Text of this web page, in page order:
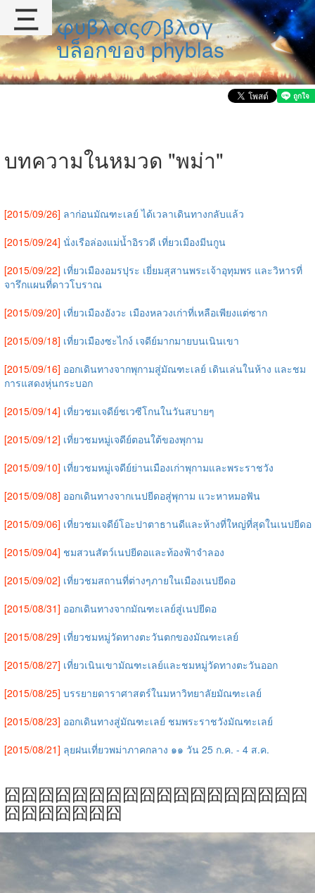
φυβλαςのβλογ
บล็อกของ phyblas
บทความในหมวด "พม่า"
[2015/09/26] ลาก่อนมัณฑะเลย์ ได้เวลาเดินทางกลับแล้ว
[2015/09/24] นั่งเรือล่องแม่น้ำอิรวดี เที่ยวเมืองมีนกูน
[2015/09/22] เที่ยวเมืองอมรปุระ เยี่ยมสุสานพระเจ้าอุทุมพร และวิหารที่
จารึกแผนที่ดาวโบราณ
[2015/09/20] เที่ยวเมืองอังวะ เมืองหลวงเก่าที่เหลือเพียงแต่ซาก
[2015/09/18] เที่ยวเมืองซะไกง์ เจดีย์มากมายบนเนินเขา
[2015/09/16] ออกเดินทางจากพุกามสู่มัณฑะเลย์ เดินเล่นในห้าง และชม
การแสดงหุ่นกระบอก
[2015/09/14] เที่ยวชมเจดีย์ชเวซีโกนในวันสบายๆ
[2015/09/12] เที่ยวชมหมู่เจดีย์ตอนใต้ของพุกาม
[2015/09/10] เที่ยวชมหมู่เจดีย์ย่านเมืองเก่าพุกามและพระราชวัง
[2015/09/08] ออกเดินทางจากเนปยีดอสู่พุกาม แวะหาหมอฟัน
[2015/09/06] เที่ยวชมเจดีย์โอะปาตาธานดีและห้างที่ใหญ่ที่สุดในเนปยีดอ
[2015/09/04] ชมสวนสัตว์เนปยีดอและท้องฟ้าจำลอง
[2015/09/02] เที่ยวชมสถานที่ต่างๆภายในเมืองเนปยีดอ
[2015/08/31] ออกเดินทางจากมัณฑะเลย์สู่เนปยีดอ
[2015/08/29] เที่ยวชมหมู่วัดทางตะวันตกของมัณฑะเลย์
[2015/08/27] เที่ยวเนินเขามัณฑะเลย์และชมหมู่วัดทางตะวันออก
[2015/08/25] บรรยายดาราศาสตร์ในมหาวิทยาลัยมัณฑะเลย์
[2015/08/23] ออกเดินทางสู่มัณฑะเลย์ ชมพระราชวังมัณฑะเลย์
[2015/08/21] ลุยฝนเที่ยวพม่าภาคกลาง ๑๑ วัน 25 ก.ค. - 4 ส.ค.
囧囧囧囧囧囧囧囧囧囧囧囧囧囧囧囧囧囧
囧囧囧囧囧囧囧
三